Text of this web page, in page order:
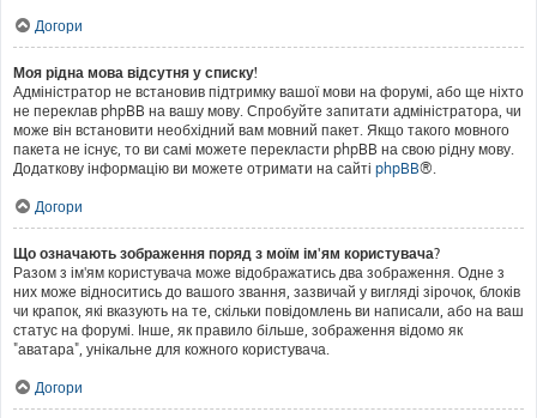
Догори
Моя рідна мова відсутня у списку!
Адміністратор не встановив підтримку вашої мови на форумі, або ще ніхто
не переклав phpBB на вашу мову. Спробуйте запитати адміністратора, чи
може він встановити необхідний вам мовний пакет. Якщо такого мовного
пакета не існує, то ви самі можете перекласти phpBB на свою рідну мову.
Додаткову інформацію ви можете отримати на сайті phpBB®.
Догори
Що означають зображення поряд з моїм ім'ям користувача?
Разом з ім'ям користувача може відображатись два зображення. Одне з
них може відноситись до вашого звання, зазвичай у вигляді зірочок, блоків
чи крапок, які вказують на те, скільки повідомлень ви написали, або на ваш
статус на форумі. Інше, як правило більше, зображення відомо як
"аватара", унікальне для кожного користувача.
Догори